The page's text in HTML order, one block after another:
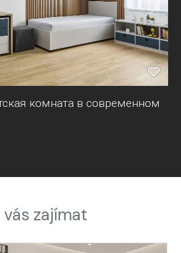
комната в современном
zajímat